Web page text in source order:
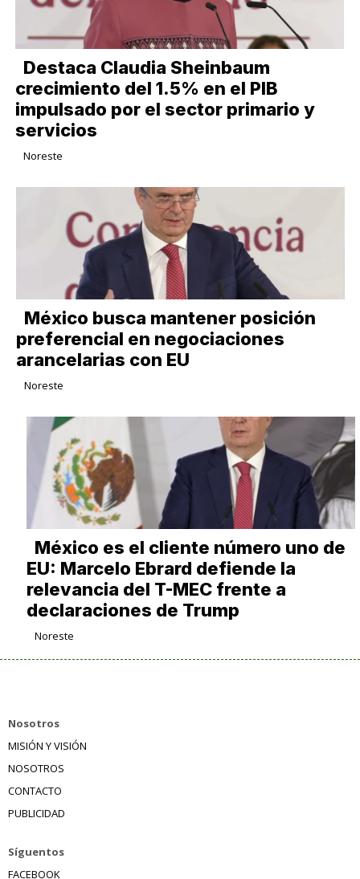
Destaca Claudia Sheinbaum
crecimiento del 1.5% en el PIB
impulsado por el sector primario y
servicios
Noreste
México busca mantener posición
preferencial en negociaciones
arancelarias con EU
Noreste
México es el cliente número uno de
EU: Marcelo Ebrard defiende la
relevancia del T-MEC frente a
declaraciones de Trump
Noreste
Nosotros
MISIÓN Y VISIÓN
NOSOTROS
CONTACTO
PUBLICIDAD
Síguentos
FACEBOOK